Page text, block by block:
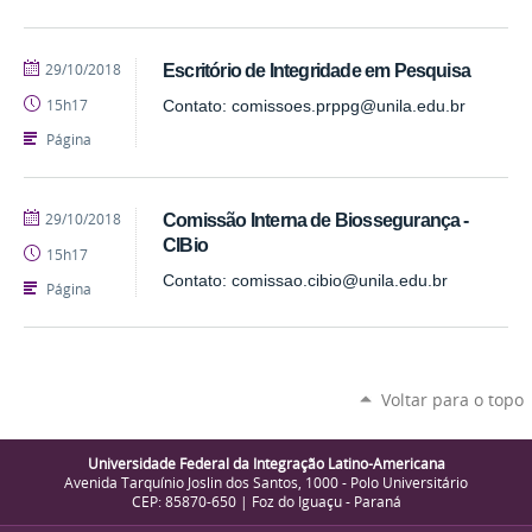
Escritório de Integridade em Pesquisa
Contato: comissoes.prppg@unila.edu.br
publicado
29/10/2018
15h17
Página
Comissão Interna de Biossegurança -
CIBio
Contato: comissao.cibio@unila.edu.br
publicado
29/10/2018
15h17
Página
Voltar para o topo
Universidade Federal da Integração Latino-Americana
Avenida Tarquínio Joslin dos Santos, 1000 - Polo Universitário
CEP: 85870-650 | Foz do Iguaçu - Paraná